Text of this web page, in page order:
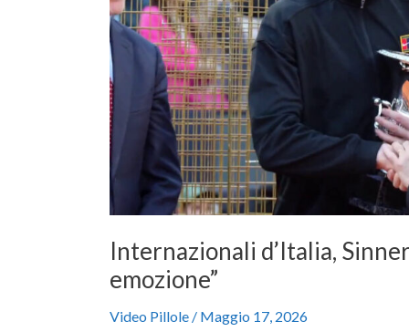
Internazionali d’Italia,
emozione”
Video Pillole / Maggio 17, 2026
emozione”